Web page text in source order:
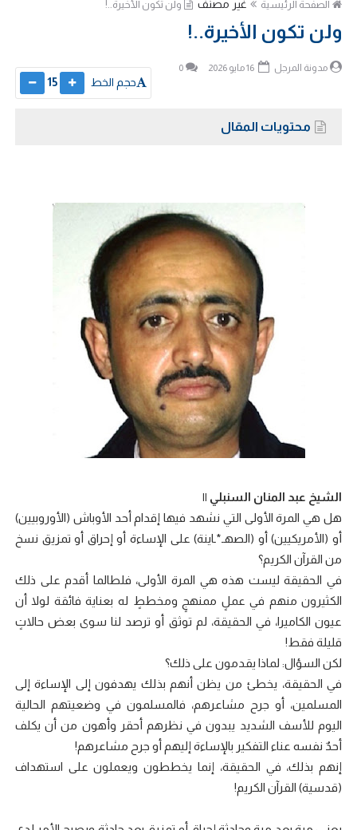
الصفحة الرئيسية غير مصنف ولن تكون الأخيرة..!
ولن تكون الأخيرة..!
مدونة المرجل 0
حجم الخط 15
محتويات المقال
الشيخ عبد المنان السنبلي ||
هل هي المرة الأولى التي نشهد فيها إقدام أحد الأوباش (الأوروبيين)
أو (الأمريكيين) أو (الصهـ*ـاينة) على الإساءة أو إحراق أو تمزيق نسخ
من القرآن الكريم؟
في الحقيقة ليست هذه هي المرة الأولى، فلطالما أقدم على ذلك
الكثيرون منهم في عملٍ ممنهجٍ ومخططٍ له بعناية فائقة لولا أن
عيون الكاميرا، في الحقيقة، لم توثق أو ترصد لنا سوى بعض حالاتٍ
قليلة فقط!
لكن السؤال: لماذا يقدمون على ذلك؟
في الحقيقة، يخطئ من يظن أنهم بذلك يهدفون إلى الإساءة إلى
المسلمين، أو جرح مشاعرهم، فالمسلمون في وضعيتهم الحالية
اليوم للأسف الشديد يبدون في نظرهم أحقر وأهون من أن يكلف
أحدٌ نفسه عناء التفكير بالإساءة إليهم أو جرح مشاعرهم!
إنهم بذلك، في الحقيقة، إنما يخططون ويعملون على استهداف
(قدسية) القرآن الكريم!